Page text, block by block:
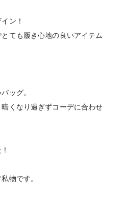
ン！
ても履き心地の良いアイテム
ッグ。
くなり過ぎずコーデに合わせ
物です。